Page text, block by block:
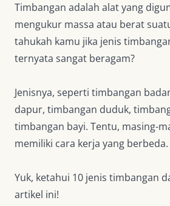
Timbangan adalah alat yang
mengukur massa atau berat
tahukah kamu jika jenis
ternyata sangat beragam?
Jenisnya, seperti timbangan
dapur, timbangan duduk,
timbangan bayi. Tentu, masing-
memiliki cara kerja yang berbeda.
Yuk, ketahui 10 jenis timbangan
artikel ini!